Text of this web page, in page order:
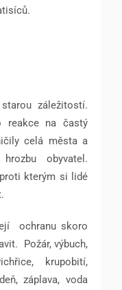
záležitostí.
reakce na častý
celá města a
obyvatel.
kterým si lidé
ochranu skoro
Požár, výbuch,
krupobití,
záplava, voda